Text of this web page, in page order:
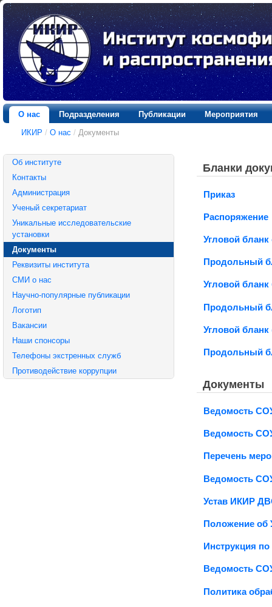
О нас Подразделения Публикации
Мероприятия
ИКИР / О нас / Документы
Об институте
Контакты
Администрация
Ученый секретариат
Уникальные исследовательские
установки
Документы
Реквизиты института
СМИ о нас
Научно-популярные публикации
Логотип
Вакансии
Наши спонсоры
Телефоны экстренных служб
Противодействие коррупции
Бланки
Приказ
Распоряжение
Угловой бланк
Продольный
Угловой бланк
Продольный
Угловой бланк
Продольный
Документы
Ведомость
Ведомость
Перечень
Ведомость
Устав ИКИР
Положение
Инструкция
Ведомость
Политика